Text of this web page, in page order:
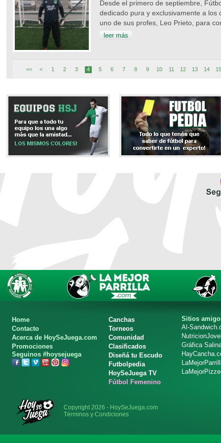
Desde el primero de septiembre,
dedicado pura y exclusivamente a los
uno de sus profes, Leo Prieto, para
leer más
<< < 1 2 3 4 5 6 7 8 9 10 11 12 13 14 15
Home
Contacto
Acerca de HoySeJuega.com
Promociones
Seguinos #hoysejuega
Canchas
Torneos
Comunidad
Clasificados
Diseñá tu Escudo
Futbolpedia
HoySeJuega TV
Fútbol Femenino
Sitios
Al-
Gráfica
Copyright 2026 - HoySeJuega.com
Términos y Condiciones